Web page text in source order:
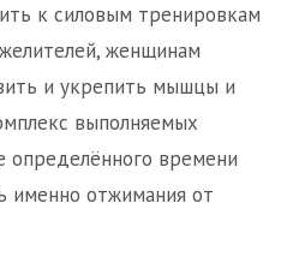
к силовым тренировкам
женщинам
и укрепить мышцы и
выполняемых
определённого времени
именно отжимания от